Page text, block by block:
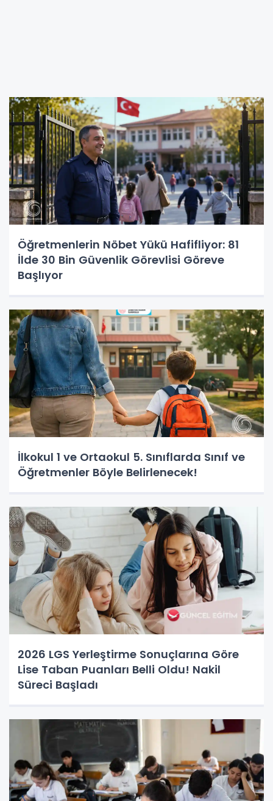
Öğretmenlerin Nöbet Yükü Hafifliyor: 81
İlde 30 Bin Güvenlik Görevlisi Göreve
Başlıyor
İlkokul 1 ve Ortaokul 5. Sınıflarda Sınıf ve
Öğretmenler Böyle Belirlenecek!
2026 LGS Yerleştirme Sonuçlarına Göre
Lise Taban Puanları Belli Oldu! Nakil
Süreci Başladı